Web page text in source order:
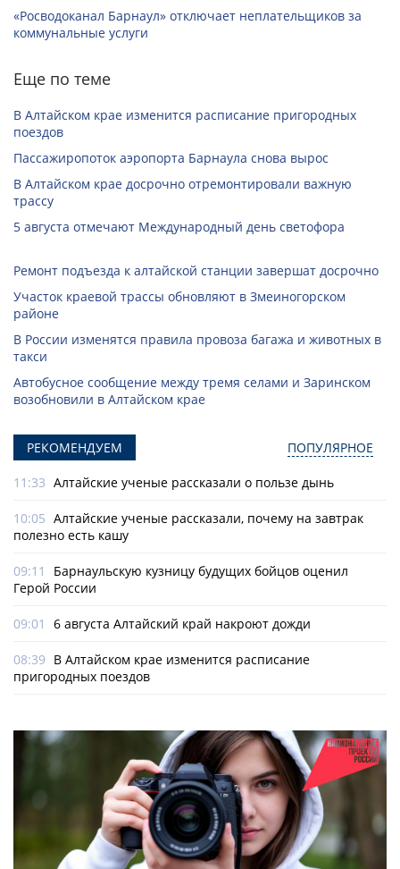
«Росводоканал Барнаул» отключает неплательщиков за
коммунальные услуги
Еще по теме
В Алтайском крае изменится расписание пригородных
поездов
Пассажиропоток аэропорта Барнаула снова вырос
В Алтайском крае досрочно отремонтировали важную
трассу
5 августа отмечают Международный день светофора
Ремонт подъезда к алтайской станции завершат досрочно
Участок краевой трассы обновляют в Змеиногорском
районе
В России изменятся правила провоза багажа и животных в
такси
Автобусное сообщение между тремя селами и Заринском
возобновили в Алтайском крае
РЕКОМЕНДУЕМ ПОПУЛЯРНОЕ
11:33 Алтайские ученые рассказали о пользе дынь
10:05 Алтайские ученые рассказали, почему на завтрак
полезно есть кашу
09:11
Барнаульскую кузницу будущих бойцов оценил
Герой России
09:01 6 августа Алтайский край накроют дожди
08:39 В Алтайском крае изменится расписание
пригородных поездов